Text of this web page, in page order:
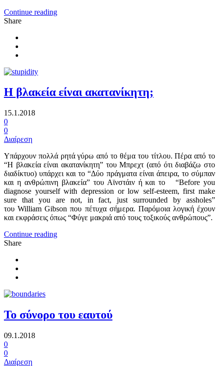
Continue reading
Share
Η βλακεία είναι ακατανίκητη;
15.1.2018
0
0
Διαίρεση
Υπάρχουν πολλά ρητά γύρω από το θέμα του τίτλου. Πέρα από το
“Η βλακεία είναι ακατανίκητη” του Μπρεχτ (από ότι διαβάζω στο
διαδίκτυο) υπάρχει και το “Δύο πράγματα είναι άπειρα, το σύμπαν
και η ανθρώπινη βλακεία” του Αϊνστάιν ή και το “Before you
diagnose yourself with depression or low self-esteem, first make
sure that you are not, in fact, just surrounded by assholes”
του William Gibson που πέτυχα σήμερα. Παρόμοια λογική έχουν
και εκφράσεις όπως “Φύγε μακριά από τους τοξικούς ανθρώπους”.
Continue reading
Share
To σύνορο του εαυτού
09.1.2018
0
0
Διαίρεση